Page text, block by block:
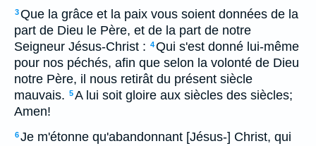
3Que la grâce et la paix vous soient données de la
part de Dieu le Père, et de la part de notre
Seigneur Jésus-Christ : 4Qui s'est donné lui-même
pour nos péchés, afin que selon la volonté de Dieu
notre Père, il nous retirât du présent siècle
mauvais. 5A lui soit gloire aux siècles des siècles;
Amen!
6Je m'étonne qu'abandonnant [Jésus-] Christ, qui